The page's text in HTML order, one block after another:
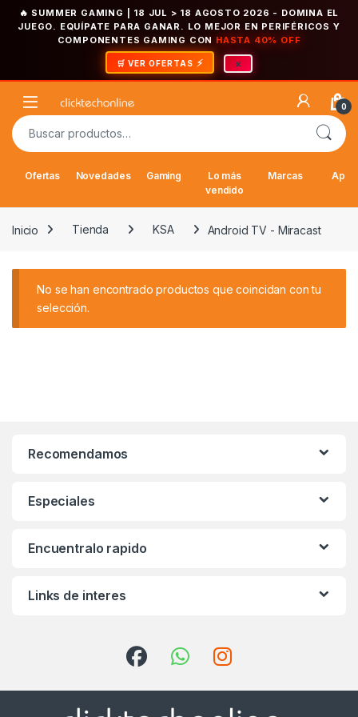
🔥 SUMMER GAMING | 18 JUL > 18 AGOSTO 2026 - DOMINA EL
JUEGO. EQUÍPATE PARA GANAR. LO MEJOR EN PERIFÉRICOS Y
COMPONENTES GAMING CON HASTA 40% OFF
🛒 VER OFERTAS ×
Open 0
Buscar por:
Ofertas Novedades Gaming
Lo más
vendido
Marcas
Inicio Tienda KSA Android TV - Miracast
No se han encontrado productos que coincidan con tu
selección.
Recomendamos
Especiales
Encuentralo rapido
Links de interes